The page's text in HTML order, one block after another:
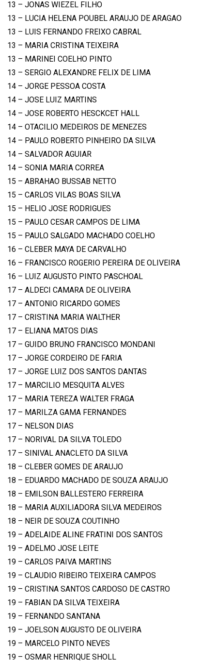
13 – JONAS WIEZEL FILHO
13 – LUCIA HELENA POUBEL ARAUJO DE ARAGAO
13 – LUIS FERNANDO FREIXO CABRAL
13 – MARIA CRISTINA TEIXEIRA
13 – MARINEI COELHO PINTO
13 – SERGIO ALEXANDRE FELIX DE LIMA
14 – JORGE PESSOA COSTA
14 – JOSE LUIZ MARTINS
14 – JOSE ROBERTO HESCKCET HALL
14 – OTACILIO MEDEIROS DE MENEZES
14 – PAULO ROBERTO PINHEIRO DA SILVA
14 – SALVADOR AGUIAR
14 – SONIA MARIA CORREA
15 – ABRAHAO BUSSAB NETTO
15 – CARLOS VILAS BOAS SILVA
15 – HELIO JOSE RODRIGUES
15 – PAULO CESAR CAMPOS DE LIMA
15 – PAULO SALGADO MACHADO COELHO
16 – CLEBER MAYA DE CARVALHO
16 – FRANCISCO ROGERIO PEREIRA DE OLIVEIRA
16 – LUIZ AUGUSTO PINTO PASCHOAL
17 – ALDECI CAMARA DE OLIVEIRA
17 – ANTONIO RICARDO GOMES
17 – CRISTINA MARIA WALTHER
17 – ELIANA MATOS DIAS
17 – GUIDO BRUNO FRANCISCO MONDANI
17 – JORGE CORDEIRO DE FARIA
17 – JORGE LUIZ DOS SANTOS DANTAS
17 – MARCILIO MESQUITA ALVES
17 – MARIA TEREZA WALTER FRAGA
17 – MARILZA GAMA FERNANDES
17 – NELSON DIAS
17 – NORIVAL DA SILVA TOLEDO
17 – SINIVAL ANACLETO DA SILVA
18 – CLEBER GOMES DE ARAUJO
18 – EDUARDO MACHADO DE SOUZA ARAUJO
18 – EMILSON BALLESTERO FERREIRA
18 – MARIA AUXILIADORA SILVA MEDEIROS
18 – NEIR DE SOUZA COUTINHO
19 – ADELAIDE ALINE FRATINI DOS SANTOS
19 – ADELMO JOSE LEITE
19 – CARLOS PAIVA MARTINS
19 – CLAUDIO RIBEIRO TEIXEIRA CAMPOS
19 – CRISTINA SANTOS CARDOSO DE CASTRO
19 – FABIAN DA SILVA TEIXEIRA
19 – FERNANDO SANTANA
19 – JOELSON AUGUSTO DE OLIVEIRA
19 – MARCELO PINTO NEVES
19 – OSMAR HENRIQUE SHOLL